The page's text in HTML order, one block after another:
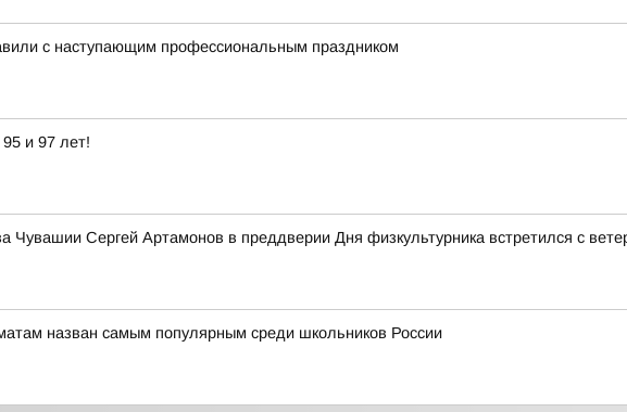
с наступающим профессиональным праздником
и 97 лет!
Чувашии Сергей Артамонов в преддверии Дня физкультурника встретился с
назван самым популярным среди школьников России